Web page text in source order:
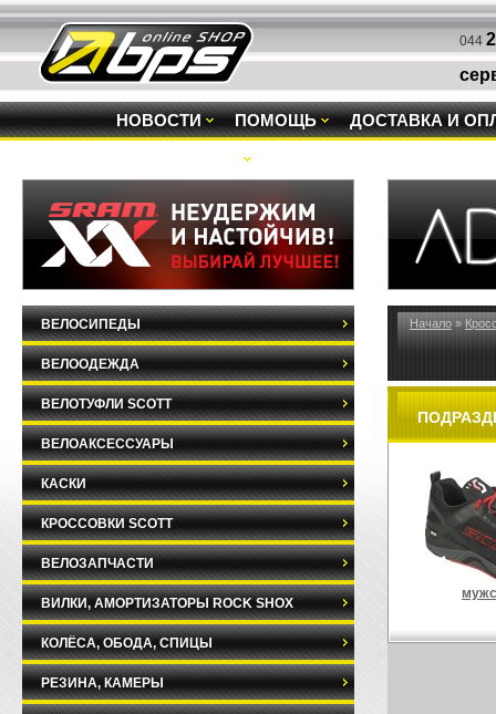
044
НОВОСТИ ПОМОЩЬ ДОСТАВКА И
Начало »
ВЕЛОСИПЕДЫ
ВЕЛООДЕЖДА
ВЕЛОТУФЛИ SCOTT
ВЕЛОАКСЕССУАРЫ
КАСКИ
КРОССОВКИ SCOTT
ВЕЛОЗАПЧАСТИ
ВИЛКИ, АМОРТИЗАТОРЫ ROCK SHOX
КОЛЁСА, ОБОДА, СПИЦЫ
РЕЗИНА, КАМЕРЫ